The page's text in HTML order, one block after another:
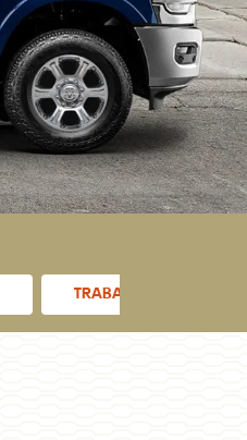
TRABALHE CONOSCO